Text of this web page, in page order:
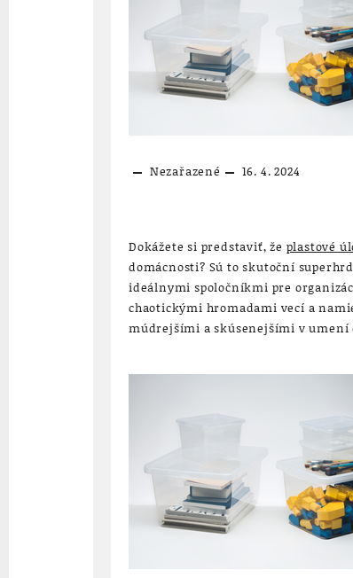
Nezařazené 16. 4. 2024
Dokážete si predstaviť, že plastové
domácnosti? Sú to skutoční
ideálnymi spoločníkmi pre
chaotickými hromadami vecí a
múdrejšími a skúsenejšími v umení